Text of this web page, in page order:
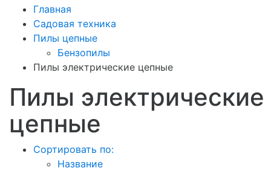
Главная
Садовая техника
Пилы цепные
Бензопилы
Пилы электрические цепные
Пилы электрические
цепные
Сортировать по:
Название